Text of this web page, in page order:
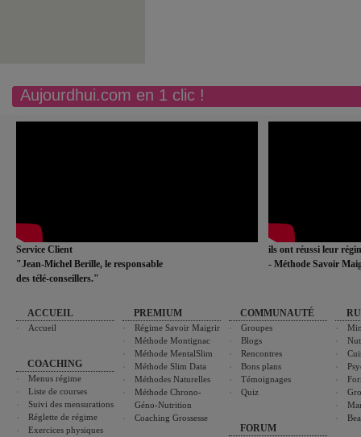
Aujourdhui.com en 1 clic !
Service Client
"Jean-Michel Berille, le responsable
des télé-conseillers."
ils ont réussi leur
- Méthode Savoir
ACCUEIL
Accueil
COACHING
Menus régime
Liste de courses
Suivi des mensurations
Réglette de régime
Exercices physiques
PREMIUM
Régime Savoir Maigrir
Méthode Montignac
Méthode MentalSlim
Méthode Slim Data
Méthodes Naturelles
Méthode Chrono-
Géno-Nutrition
Coaching Grossesse
COMMUNAUTÉ
Groupes
Blogs
Rencontres
Bons plans
Témoignages
Quiz
FORUM